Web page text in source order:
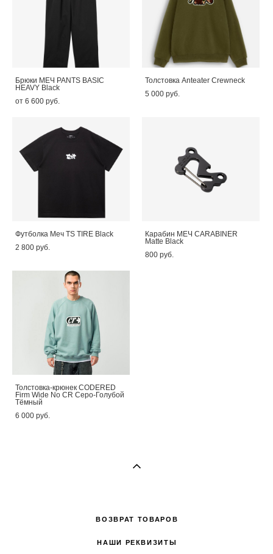
Брюки МЕЧ PANTS BASIC
HEAVY Black
от 6 600 pуб.
Толстовка Anteater Crewneck
5 000 pуб.
Футболка Меч TS TIRE Black
2 800 pуб.
Карабин МЕЧ CARABINER
Matte Black
800 pуб.
Толстовка-крюнек CODERED
Firm Wide No CR Серо-Голубой
Тёмный
6 000 pуб.
ВОЗВРАТ ТОВАРОВ
НАШИ РЕКВИЗИТЫ